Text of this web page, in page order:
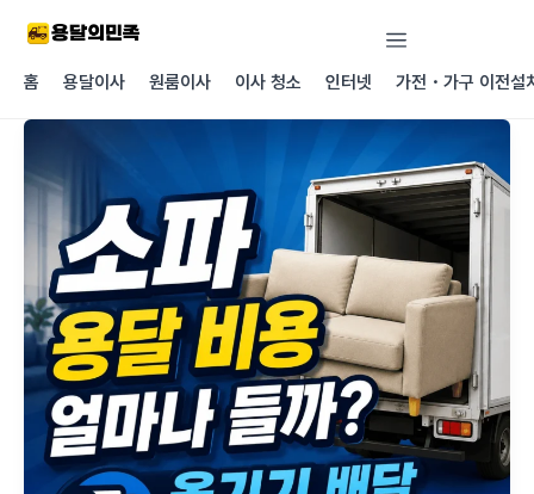
건너뛰기
홈
용달이사 원룸이사 이사 청소 인터넷 가전・가구 이전설